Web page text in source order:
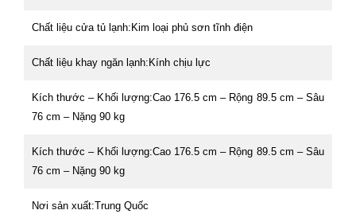
Chất liệu cửa tủ lạnh: Kim loại phủ sơn tĩnh điện
Chất liệu khay ngăn lạnh: Kính chịu lực
Kích thước – Khối lượng:Cao 176.5 cm – Rộng 89.5 cm – Sâu
76 cm – Nặng 90 kg
Kích thước – Khối lượng:Cao 176.5 cm – Rộng 89.5 cm – Sâu
76 cm – Nặng 90 kg
Nơi sản xuất:Trung Quốc